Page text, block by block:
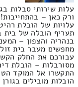
עלות שירותי סבלות
ורק כאן –
עלויות של הובלת
תעריף הובלה של בית
בנהריה והצפון –
מחפשים מעבר בית
עבורכם את החלק
מסורבלות – הובלת
התקשרו אל המוקד
הובלות מובילים בגורן